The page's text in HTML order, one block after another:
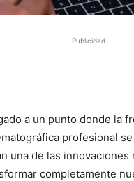
Publicidad
a un punto donde la
profesional
una de las
completamente